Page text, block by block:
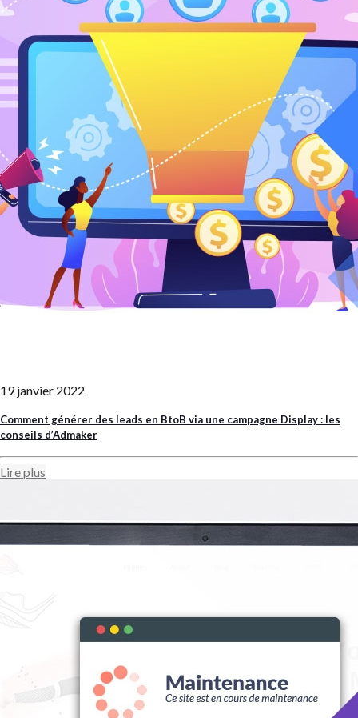
19 janvier 2022
Comment générer des leads en BtoB via une campagne Display : les
conseils d’Admaker
Lire plus